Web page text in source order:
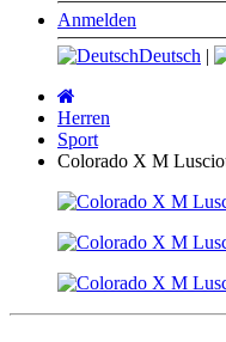
Anmelden
Deutsch |
Herren
Sport
Colorado X M